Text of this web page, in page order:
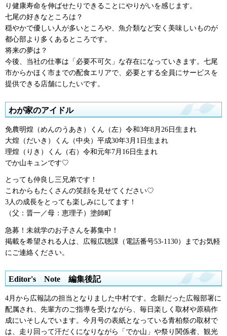
り健康寿命を伸ばせたりできることにやりがいを感じます。
七尾の好きなところは？
穏やかで優しい人が多いところや、魚介類など安く美味しいものが
都心部より多くあるところです。
将来の夢は？
今後、当社の仕事は「必要不可欠」な存在になっていきます。七尾
市からかほく市までの配食エリアで、必要とする全員にサービスを
提供できる店舗にしたいです。
わが家のアイドル
免農明煌（めんのうあき）くん（左）令和3年8月26日生まれ
大煌（だいき）くん（中央）平成30年3月1日生まれ
理煌（りき）くん（右）令和元年7月16日生まれ
でか山キュンです♡
とっても仲良し三兄弟です！
これからもたくさんの笑顔を見せてください♡
3人の成長をとっても楽しみにしてます！
（父：晋一／母：恵理子）塗師町
急募！未就学のお子さんを募集中！
掲載を希望される人は、広報広聴課（電話番号53-1130）までお気軽
にご連絡ください。
Editor's Note 編集後記
4月から広報誌の担当となりました中村です。念願だった広報部署に
配属され、先輩方のご指導を受けながら、毎日楽しく取材や原稿作
成にいそしんでいます。今月号の表紙となっている青柏祭の取材で
は、走り回って汗だくになりながら「でか山」や祭り関係者、観光